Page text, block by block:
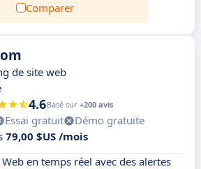
Comparer
de site web
4.6Basé sur +200 avis
Essai gratuit
Démo gratuite
79,00 $US /mois
en temps réel avec des alertes